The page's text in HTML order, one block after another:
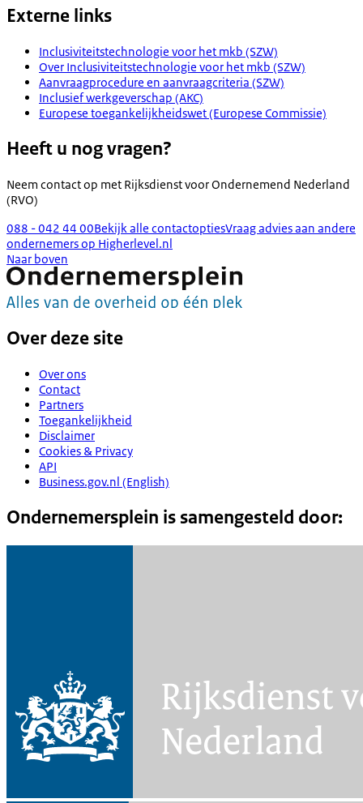
Externe links
Inclusiviteitstechnologie voor het mkb (SZW)
Over Inclusiviteitstechnologie voor het mkb (SZW)
Aanvraagprocedure en aanvraagcriteria (SZW)
Inclusief werkgeverschap (AKC)
Europese toegankelijkheidswet (Europese Commissie)
Heeft u nog vragen?
Neem contact op met Rijksdienst voor Ondernemend Nederland
(RVO)
088 - 042 44 00Bekijk alle contactoptiesVraag advies aan andere
ondernemers op Higherlevel.nl
Naar boven
Over deze site
Over ons
Contact
Partners
Toegankelijkheid
Disclaimer
Cookies & Privacy
API
Business.gov.nl (English)
Ondernemersplein is samengesteld door: